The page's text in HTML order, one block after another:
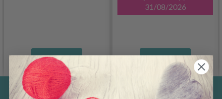
Se produkt
31/08/2026
Se produkt